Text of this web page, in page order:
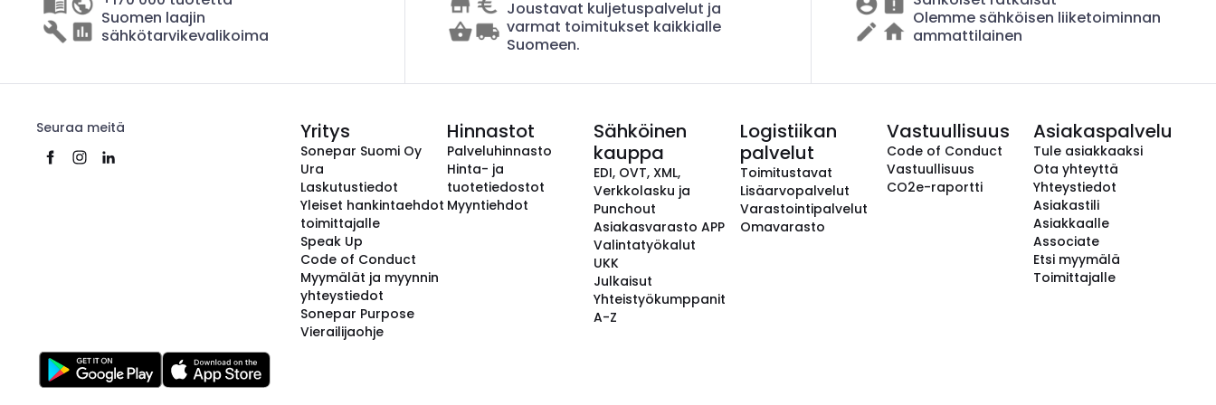
Suomen laajin
sähkötarvikevalikoima
Joustavat kuljetuspalvelut ja
varmat toimitukset kaikkialle
Suomeen.
Olemme sähköisen liiketoiminnan
ammattilainen
Seuraa meitä Yritys
Sonepar Suomi Oy
Ura
Laskutustiedot
Yleiset hankintaehdot
toimittajalle
Speak Up
Code of Conduct
Myymälät ja myynnin
yhteystiedot
Sonepar Purpose
Vierailijaohje
Hinnastot
Palveluhinnasto
Hinta- ja
tuotetiedostot
Myyntiehdot
Sähköinen
kauppa
EDI, OVT, XML,
Verkkolasku ja
Punchout
Asiakasvarasto APP
Valintatyökalut
UKK
Julkaisut
Yhteistyökumppanit
A-Z
Logistiikan
palvelut
Toimitustavat
Lisäarvopalvelut
Varastointipalvelut
Omavarasto
Vastuullisuus
Code of Conduct
Vastuullisuus
CO2e-raportti
Asiakaspalvelu
Tule asiakkaaksi
Ota yhteyttä
Yhteystiedot
Asiakastili
Asiakkaalle
Associate
Etsi myymälä
Toimittajalle